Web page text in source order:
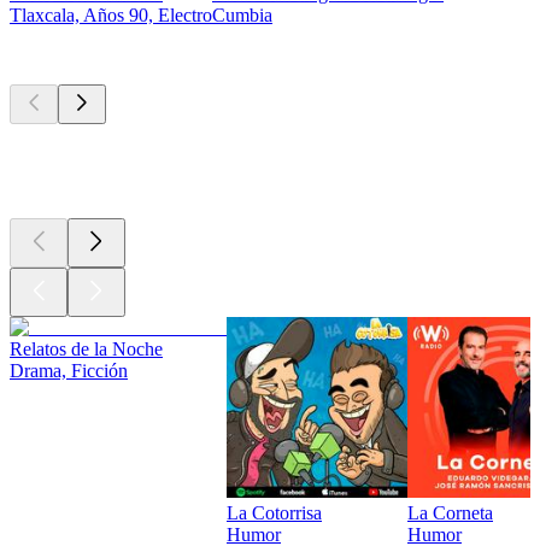
Tlaxcala, Años 90, ElectroCumbia
Relatos de la Noche
Drama, Ficción
La Cotorrisa
Humor
La Corneta
Humor